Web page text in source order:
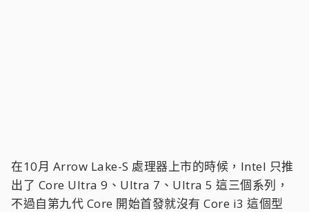
在10月 Arrow Lake-S 處理器上市的時候，Intel 只推
出了 Core Ultra 9、Ultra 7、Ultra 5 這三個系列，
不過自第九代 Core 開始首發就沒有 Core i3 這個型